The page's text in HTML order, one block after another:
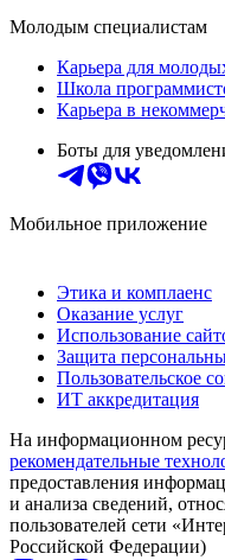
Молодым специалистам
Карьера для
Школа
Карьера в
Боты для
Мобильное приложение
Этика и комплаенс
Оказание услуг
Использование
Защита
Пользовательское
ИТ аккредитация
На информационном
рекомендательные
предоставления
и анализа сведений,
пользователей сети
Российской Федерации)